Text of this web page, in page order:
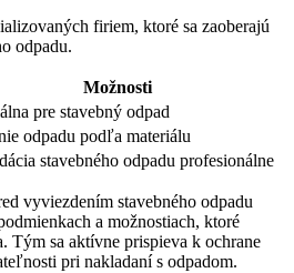
firiem, ktoré sa zaoberajú
odpadu.
Možnosti
pre stavebný odpad
odpadu podľa materiálu
stavebného odpadu profesionálne
vyviezdením stavebného odpadu
a možnostiach, ktoré
Tým sa aktívne prispieva k ochrane
pri nakladaní s odpadom.